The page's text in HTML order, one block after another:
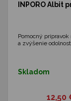
INPORO
Pomocný
a zvýšenie
Skladom
12,50